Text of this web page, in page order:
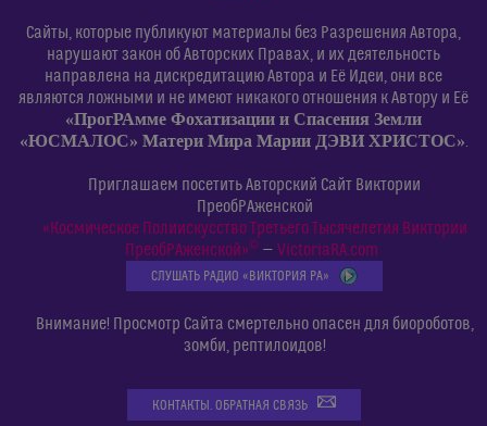
Сайты, которые публикуют материалы без Разрешения Автора,
нарушают закон об Авторских Правах, и их деятельность
направлена на дискредитацию Автора и Её Идеи, они все
являются ложными и не имеют никакого отношения к Автору и Её
«ПрогРАмме Фохатизации и Спасения Земли
«ЮСМАЛОС» Матери Мира Марии ДЭВИ ХРИСТОС».
Приглашаем посетить Авторский Сайт Виктории
ПреобРАженской
«Космическое Полиискусство Третьего Тысячелетия Виктории
ПреобРАженской»©— VictoriaRA.com
СЛУШАТЬ РАДИО «ВИКТОРИЯ РА»
Внимание! Просмотр Сайта смертельно опасен для биороботов,
зомби, рептилоидов!
КОНТАКТЫ. ОБРАТНАЯ СВЯЗЬ